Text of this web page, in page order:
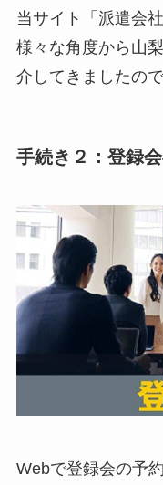
当サイト「派遣会
様々な角度から山
介してきましたの
手続き２：登録
Webで登録会の予